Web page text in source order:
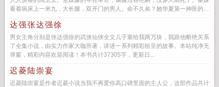
看着病床上一米九，大长腿，双开门的男人。命不久矣？她华夏第一神医的名
达强张达强徐
男女主角分别是张达强徐的武侠仙侠全文儿子塞给我两万块，我跟他断绝关系
了全集小说，由实力作家大咖所著，讲述一系列精彩纷呈的故事。本站纯净无
弹窗，精彩内容欢迎阅读！本书共计37305字，更新日...
迟菱陆崇宴
迟菱陆崇宴是作者迟菱小说当我不再爱你高口碑里面的主人公，这部作品共计